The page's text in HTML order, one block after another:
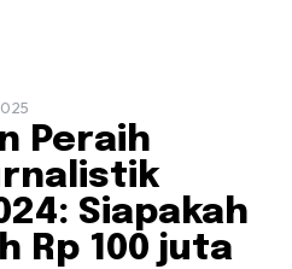
Peraih
Siapakah
Rp 100 juta